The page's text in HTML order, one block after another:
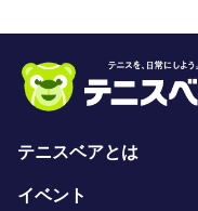
テニスベアとは
イベント